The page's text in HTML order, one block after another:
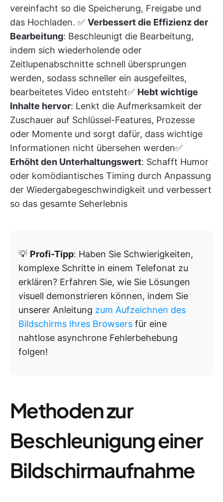
vereinfacht so die Speicherung, Freigabe und
das Hochladen. ✅ Verbessert die Effizienz der
Bearbeitung: Beschleunigt die Bearbeitung,
indem sich wiederholende oder
Zeitlupenabschnitte schnell übersprungen
werden, sodass schneller ein ausgefeiltes,
bearbeitetes Video entsteht✅ Hebt wichtige
Inhalte hervor: Lenkt die Aufmerksamkeit der
Zuschauer auf Schlüssel-Features, Prozesse
oder Momente und sorgt dafür, dass wichtige
Informationen nicht übersehen werden✅
Erhöht den Unterhaltungswert: Schafft Humor
oder komödiantisches Timing durch Anpassung
der Wiedergabegeschwindigkeit und verbessert
so das gesamte Seherlebnis
💡 Profi-Tipp: Haben Sie Schwierigkeiten,
komplexe Schritte in einem Telefonat zu
erklären? Erfahren Sie, wie Sie Lösungen
visuell demonstrieren können, indem Sie
unserer Anleitung zum Aufzeichnen des
Bildschirms Ihres Browsers für eine
nahtlose asynchrone Fehlerbehebung
folgen!
Methoden zur
Beschleunigung einer
Bildschirmaufnahme